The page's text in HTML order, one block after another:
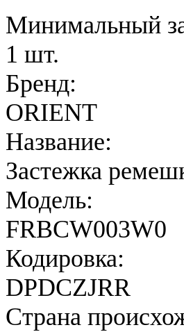
Минимальный
1 шт.
Бренд:
ORIENT
Название:
Застежка
Модель:
FRBCW003W0
Кодировка:
DPDCZJRR
Страна